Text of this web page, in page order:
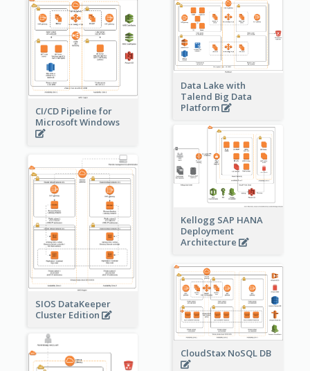
CI/CD Pipeline for
Microsoft Windows
Data Lake with
Talend Big Data
Platform
Kellogg SAP HANA
Deployment
Architecture
SIOS DataKeeper
Cluster Edition
CloudStax NoSQL DB